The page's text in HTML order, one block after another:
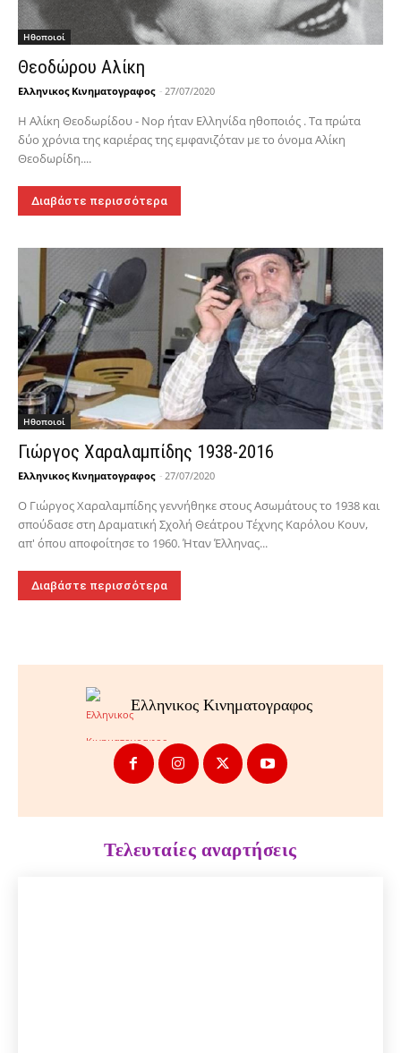
Hθοποιοί
Θεοδώρου Αλίκη
Ελληνικος Κινηματογραφος - 27/07/2020
Η Αλίκη Θεοδωρίδου - Νορ ήταν Ελληνίδα ηθοποιός . Τα πρώτα
δύο χρόνια της καριέρας της εμφανιζόταν με το όνομα Αλίκη
Θεοδωρίδη....
Διαβάστε περισσότερα
Hθοποιοί
Γιώργος Χαραλαμπίδης 1938-2016
Ελληνικος Κινηματογραφος - 27/07/2020
Ο Γιώργος Χαραλαμπίδης γεννήθηκε στους Ασωμάτους το 1938 και
σπούδασε στη Δραματική Σχολή Θεάτρου Τέχνης Καρόλου Κουν,
απ' όπου αποφοίτησε το 1960. Ήταν Έλληνας...
Διαβάστε περισσότερα
Ελληνικος Κινηματογραφος
Τελευταίες αναρτήσεις